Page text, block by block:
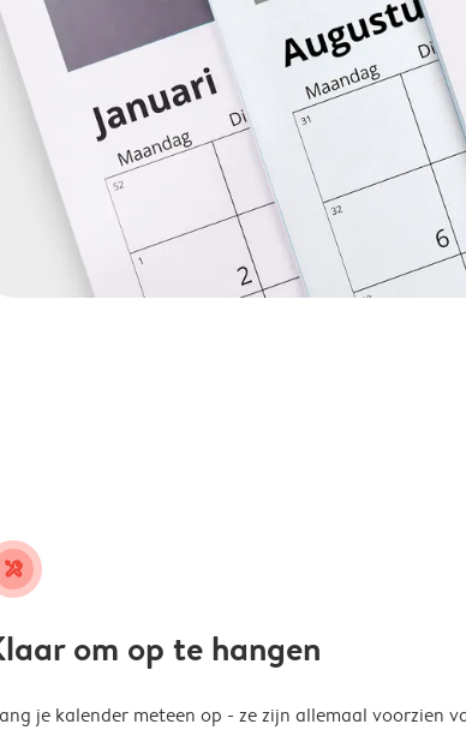
tools
om op te hangen
je kalender meteen op - ze zijn allemaal voorzien